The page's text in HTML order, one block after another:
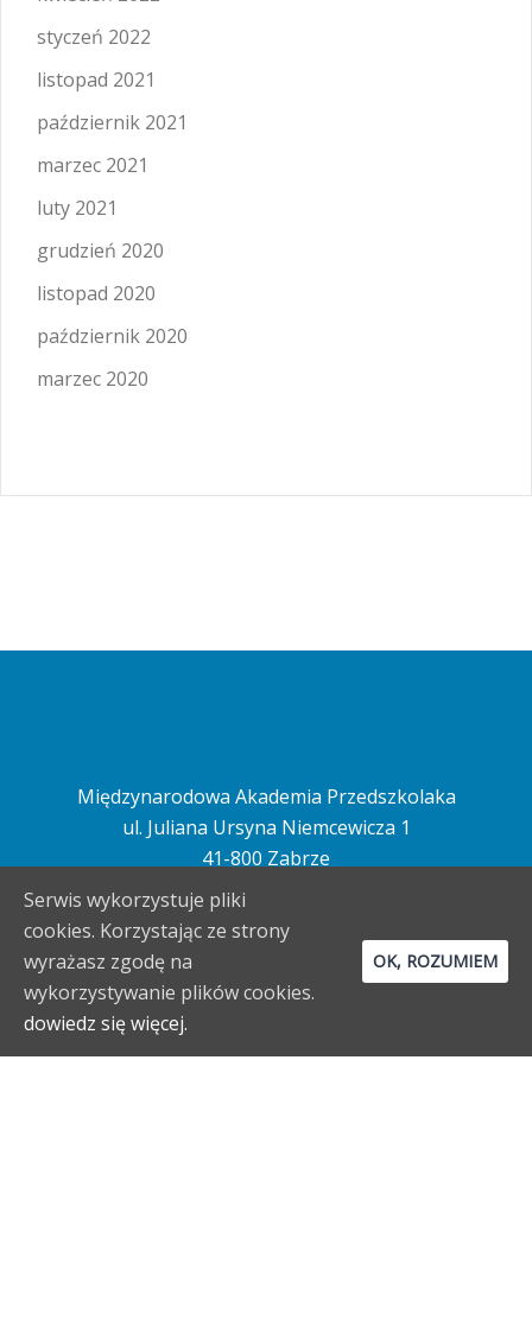
styczeń 2022
listopad 2021
październik 2021
marzec 2021
luty 2021
grudzień 2020
listopad 2020
październik 2020
marzec 2020
Międzynarodowa Akademia Przedszkolaka
ul. Juliana Ursyna Niemcewicza 1
41-800 Zabrze
08:00 – 16:00
Serwis wykorzystuje pliki
cookies. Korzystając ze strony
wyrażasz zgodę na
wykorzystywanie plików cookies.
dowiedz się więcej.
OK, ROZUMIEM